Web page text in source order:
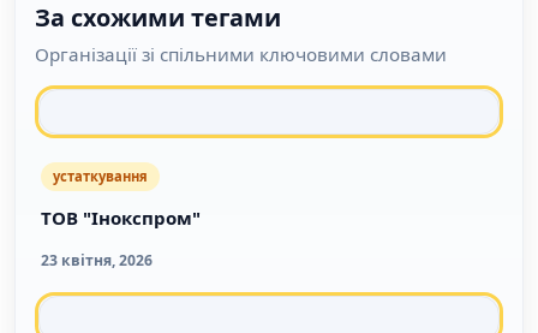
За схожими тегами
Організації зі спільними ключовими словами
устаткування
ТОВ "Інокспром"
23 квітня, 2026